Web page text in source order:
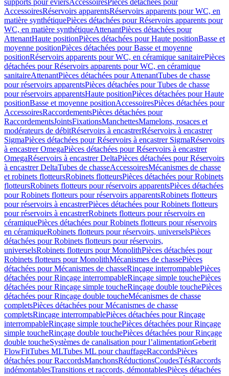
supports pour éviersAccessoiresPièces détachées pour
AccessoiresRéservoirs apparentsRéservoirs apparents pour WC, en
matière synthétiquePièces détachées pour Réservoirs apparents pour
WC, en matière synthétiqueAttenantPièces détachées pour
AttenantHaute positionPièces détachées pour Haute positionBasse et
moyenne positionPièces détachées pour Basse et moyenne
positionRéservoirs apparents pour WC, en céramique sanitairePièces
détachées pour Réservoirs apparents pour WC, en céramique
sanitaireAttenantPièces détachées pour AttenantTubes de chasse
pour réservoirs apparentsPièces détachées pour Tubes de chasse
pour réservoirs apparentsHaute positionPièces détachées pour Haute
positionBasse et moyenne positionAccessoiresPièces détachées pour
AccessoiresRaccordementsPièces détachées pour
RaccordementsJointsFixationsManchettesMamelons, rosaces et
modérateurs de débitRéservoirs à encastrerRéservoirs à encastrer
SigmaPièces détachées pour Réservoirs à encastrer SigmaRéservoirs
à encastrer OmegaPièces détachées pour Réservoirs à encastrer
OmegaRéservoirs à encastrer DeltaPièces détachées pour Réservoirs
à encastrer DeltaTubes de chasseAccessoiresMécanismes de chasse
et robinets flotteursRobinets flotteursPièces détachées pour Robinets
flotteursRobinets flotteurs pour réservoirs apparentsPièces détachées
pour Robinets flotteurs pour réservoirs apparentsRobinets flotteurs
pour réservoirs à encastrerPièces détachées pour Robinets flotteurs
pour réservoirs à encastrerRobinets flotteurs pour réservoirs en
céramiquePièces détachées pour Robinets flotteurs pour réservoirs
en céramiqueRobinets flotteurs pour réservoirs, universelsPièces
détachées pour Robinets flotteurs pour réservoirs,
universelsRobinets flotteurs pour MonolithPièces détachées pour
Robinets flotteurs pour MonolithMécanismes de chassePièces
détachées pour Mécanismes de chasseRinçage interrompablePièces
détachées pour Rinçage interrompableRinçage simple touchePièces
détachées pour Rinçage simple toucheRinçage double touchePièces
détachées pour Rinçage double toucheMécanismes de chasse
completsPièces détachées pour Mécanismes de chasse
completsRinçage interrompablePièces détachées pour Rinçage
interrompableRinçage simple touchePièces détachées pour Rinçage
simple toucheRinçage double touchePièces détachées pour Rinçage
double toucheSystèmes de canalisation pour l’alimentationGeberit
FlowFitTubes MLTubes ML pour chauffageRaccordsPièces
détachées pour RaccordsManchonsRéductionsCoudesTésRaccords
indémontablesTransitions et raccords, démontablesPièces détachées